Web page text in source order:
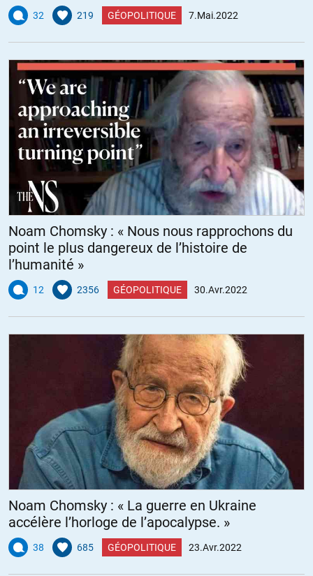
32 219 GÉOPOLITIQUE 7.Mai.2022
Noam Chomsky : « Nous nous rapprochons du
point le plus dangereux de l’histoire de
l’humanité »
12 2356 GÉOPOLITIQUE 30.Avr.2022
Noam Chomsky : « La guerre en Ukraine
accélère l’horloge de l’apocalypse. »
38 685 GÉOPOLITIQUE 23.Avr.2022